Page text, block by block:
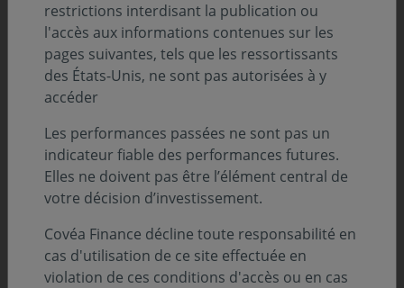
Découvrez d'autres actualités
restrictions interdisant la publication ou
l'accès aux informations contenues sur les
pages suivantes, tels que les ressortissants
des États-Unis, ne sont pas autorisées à y
accéder
Les performances passées ne sont pas un
indicateur fiable des performances futures.
Elles ne doivent pas être l’élément central de
votre décision d’investissement.
Covéa Finance décline toute responsabilité en
cas d'utilisation de ce site effectuée en
violation de ces conditions d'accès ou en cas